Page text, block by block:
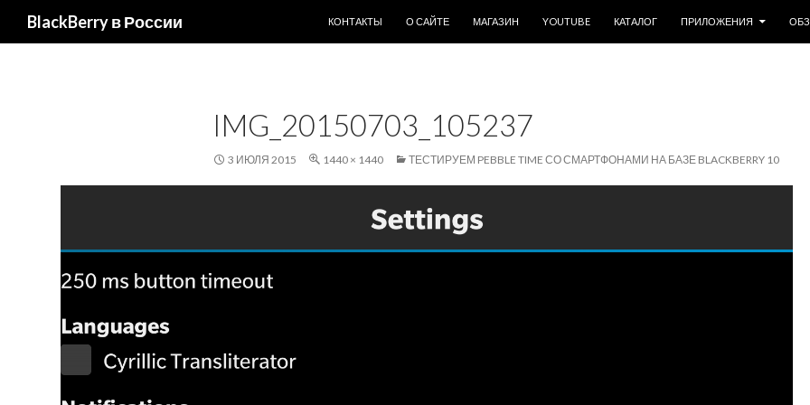
BlackBerry в России
КОНТАКТЫ
О САЙТЕ МАГАЗИН YOUTUBE КАТАЛОГ ПРИЛОЖЕНИЯ
IMG_20150703_105237
3 ИЮЛЯ 2015 1440 × 1440 ТЕСТИРУЕМ PEBBLE TIME СО СМАРТФОНАМИ НА БАЗЕ BLACKBERRY 10